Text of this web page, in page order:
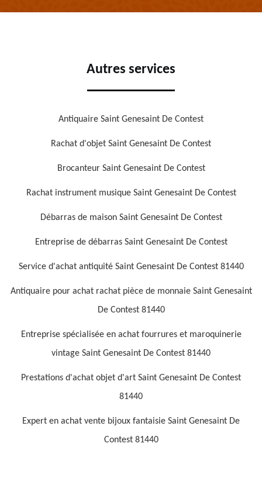
Autres services
Antiquaire Saint Genesaint De Contest
Rachat d'objet Saint Genesaint De Contest
Brocanteur Saint Genesaint De Contest
Rachat instrument musique Saint Genesaint De Contest
Débarras de maison Saint Genesaint De Contest
Entreprise de débarras Saint Genesaint De Contest
Service d'achat antiquité Saint Genesaint De Contest 81440
Antiquaire pour achat rachat pièce de monnaie Saint Genesaint
De Contest 81440
Entreprise spécialisée en achat fourrures et maroquinerie
vintage Saint Genesaint De Contest 81440
Prestations d'achat objet d'art Saint Genesaint De Contest
81440
Expert en achat vente bijoux fantaisie Saint Genesaint De
Contest 81440